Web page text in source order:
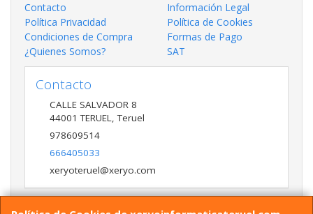
Contacto
Información Legal
Política Privacidad
Política de Cookies
Condiciones de Compra
Formas de Pago
¿Quienes Somos?
SAT
Contacto
CALLE SALVADOR 8
44001 TERUEL,Teruel
978609514
666405033
xeryoteruel@xeryo.com